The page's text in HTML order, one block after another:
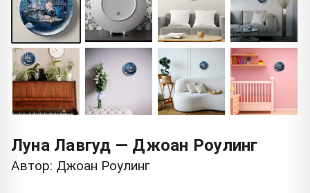
Луна Лавгуд — Джоан Роулинг
Автор: Джоан Роулинг